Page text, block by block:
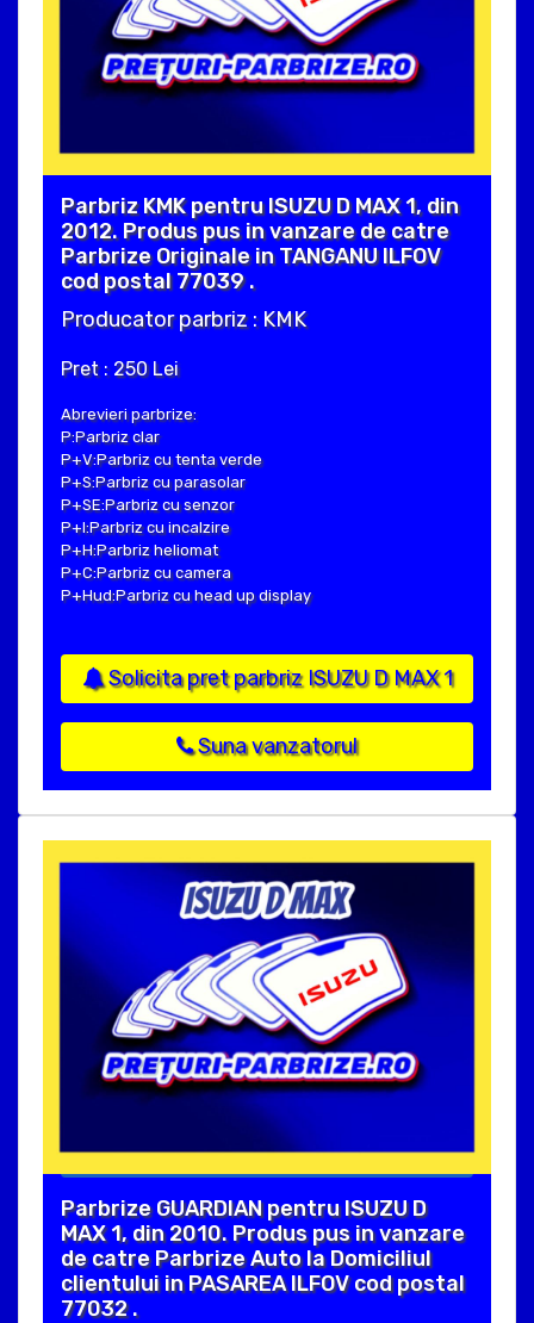
Parbriz KMK pentru ISUZU D MAX 1, din
2012. Produs pus in vanzare de catre
Parbrize Originale in TANGANU ILFOV
cod postal 77039 .
Producator parbriz : KMK
Pret : 250 Lei
Abrevieri parbrize:
P:Parbriz clar
P+V:Parbriz cu tenta verde
P+S:Parbriz cu parasolar
P+SE:Parbriz cu senzor
P+I:Parbriz cu incalzire
P+H:Parbriz heliomat
P+C:Parbriz cu camera
P+Hud:Parbriz cu head up display
Solicita pret parbriz ISUZU D MAX 1
Suna vanzatorul
Parbrize GUARDIAN pentru ISUZU D
MAX 1, din 2010. Produs pus in vanzare
de catre Parbrize Auto la Domiciliul
clientului in PASAREA ILFOV cod postal
77032 .